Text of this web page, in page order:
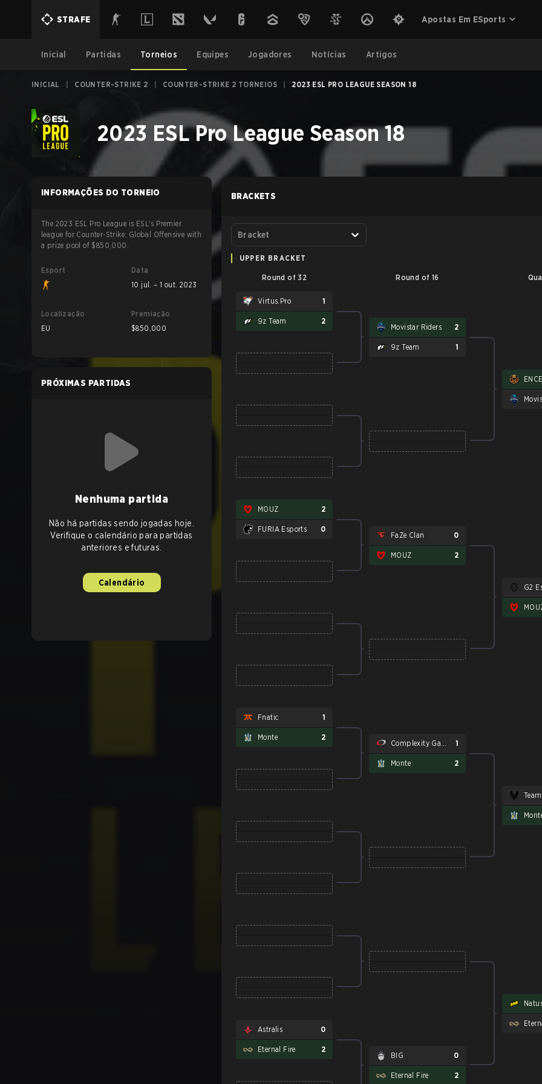
STRAFE Apostas Em ESports
Inicial Partidas Torneios Equipes Jogadores Notícias Artigos
INICIAL COUNTER-STRIKE 2 COUNTER-STRIKE 2 TORNEIOS 2023 ESL PRO LEAGUE SEASON 18
2023 ESL Pro League Season 18
INFORMAÇÕES DO TORNEIO
The 2023 ESL Pro League is ESL's Premier
league for Counter-Strike: Global Offensive with
a prize pool of $850,000.
Esport
Data
10 jul. – 1 out. 2023
Localização
EU
Premiação
$850,000
PRÓXIMAS PARTIDAS
Nenhuma partida
Não há partidas sendo jogadas hoje.
Verifique o calendário para partidas
anteriores e futuras.
Calendário
BRACKETS
Bracket
UPPER BRACKET
Round of 32 Round of 16
Virtus.Pro 1
9z Team 2
MOUZ 2
FURIA Esports 0
Fnatic 1
Monte 2
Astralis 0
Eternal Fire 2
Movistar Riders 2
9z Team 1
FaZe Clan 0
MOUZ 2
1
Monte 2
BIG 0
Eternal Fire 2
ENCE
G2